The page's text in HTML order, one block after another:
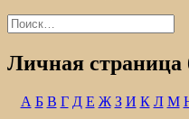
Найти:
Личная страница
А Б В Г Д Е Ж З И К Л М